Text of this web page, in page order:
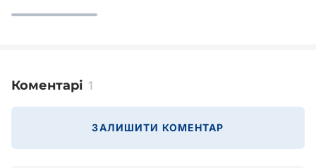
Коментарі 1
ЗАЛИШИТИ КОМЕНТАР